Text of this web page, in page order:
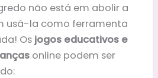
não está em abolir a
usá-la como ferramenta
Os jogos educativos e
online podem ser